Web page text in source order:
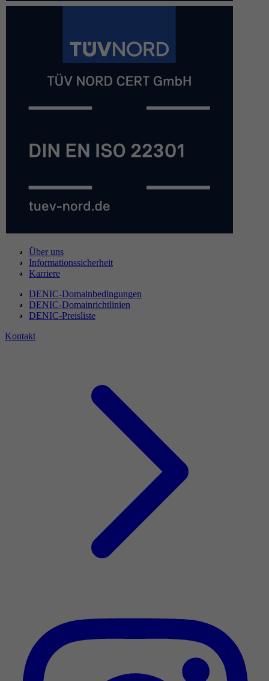
Über uns
Informationssicherheit
Karriere
DENIC-Domainbedingungen
DENIC-Domainrichtlinien
DENIC-Preisliste
Kontakt